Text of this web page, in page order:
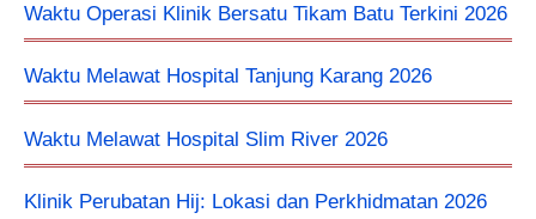
Waktu Operasi Klinik Bersatu Tikam Batu Terkini 2026
Waktu Melawat Hospital Tanjung Karang 2026
Waktu Melawat Hospital Slim River 2026
Klinik Perubatan Hij: Lokasi dan Perkhidmatan 2026